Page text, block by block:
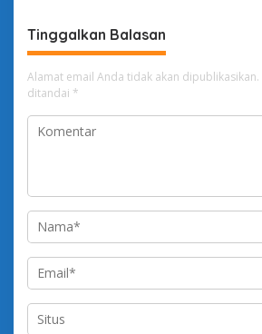
Tinggalkan Balasan
Alamat email Anda tidak akan dipublikasikan.
ditandai *